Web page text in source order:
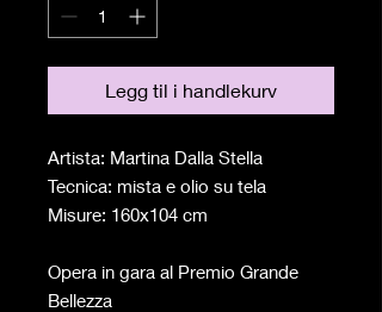
Legg til i handlekurv
Artista: Martina Dalla Stella
Tecnica: mista e olio su tela
Misure: 160x104 cm
Opera in gara al Premio Grande
Bellezza